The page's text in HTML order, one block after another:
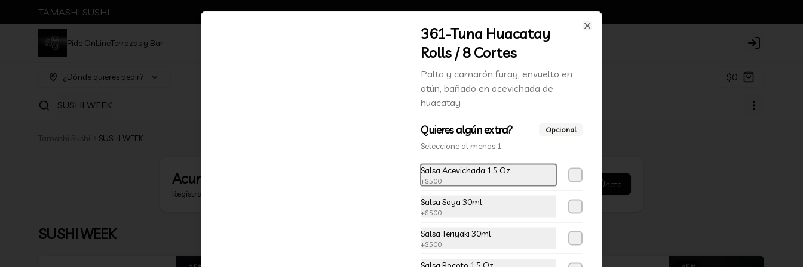
TAMASHI SUSHI
Pide OnLineTerrazas y Bar Login
¿Dónde quieres pedir? $0
SUSHI WEEK
Tamashi Sushi SUSHI WEEK
Acumula
Regístrate, gana puntos con tus compras y canjealos por productos y más
Únete
SUSHI WEEK
361-Tuna Huacatay
Rolls / 8 Cortes
Palta y camarón furay, envuelto en
atún, bañado en acevichada de
huacatay
Quieres algún extra? Opcional
Seleccione al menos 1
Salsa Acevichada 1.5 Oz.
+$500
Salsa Soya 30ml.
+$500
Salsa Teriyaki 30ml.
+$500